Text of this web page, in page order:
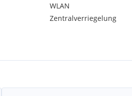
WLAN
Zentralverriegelung